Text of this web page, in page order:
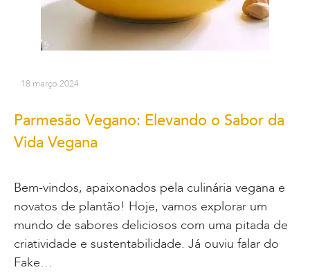
18 março 2024
Parmesão Vegano: Elevando o Sabor da
Vida Vegana
Bem-vindos, apaixonados pela culinária vegana e
novatos de plantão! Hoje, vamos explorar um
mundo de sabores deliciosos com uma pitada de
criatividade e sustentabilidade. Já ouviu falar do
Fake…